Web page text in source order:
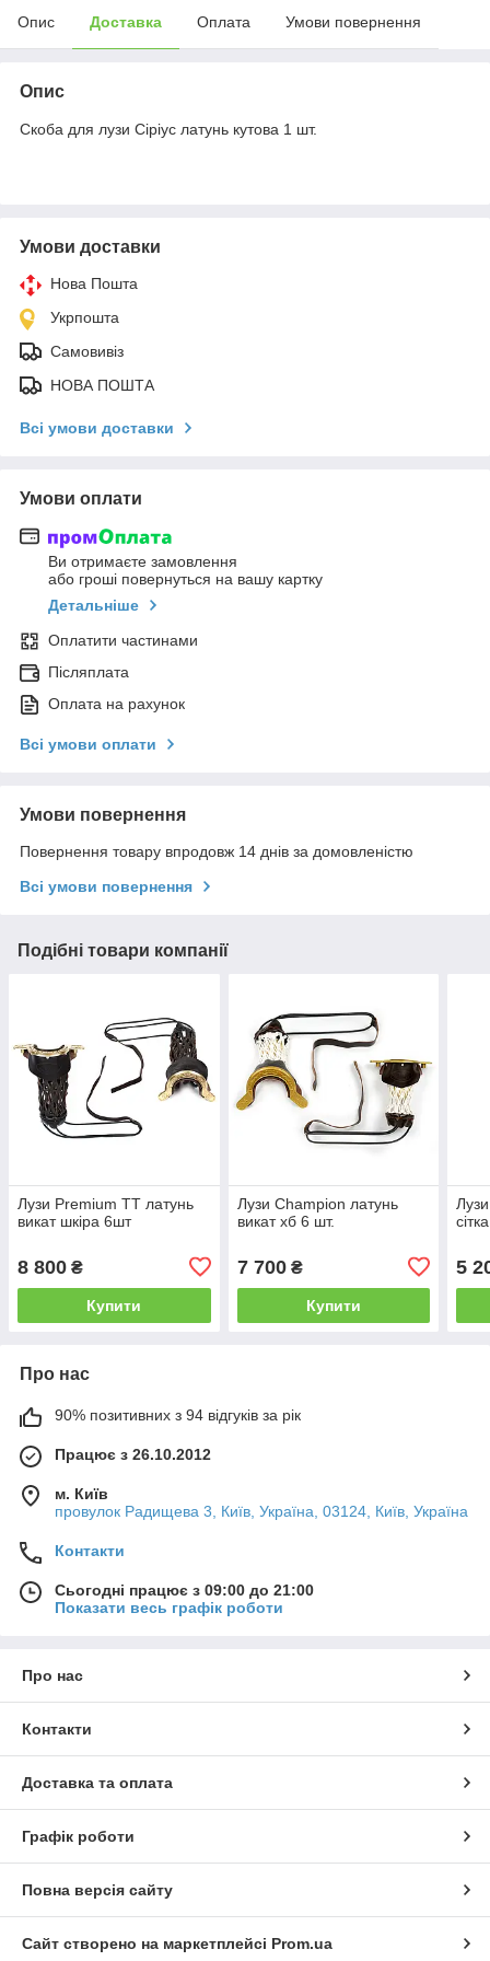
Опис Доставка Оплата Умови повернення
Опис
Скоба для лузи Сіріус латунь кутова 1 шт.
Умови доставки
Нова Пошта
Укрпошта
Самовивіз
НОВА ПОШТА
Всі умови доставки
Умови оплати
Ви отримаєте замовлення
або гроші повернуться на вашу картку
Детальніше
Оплатити частинами
Післяплата
Оплата на рахунок
Всі умови оплати
Умови повернення
Повернення товару впродовж 14 днів за домовленістю
Всі умови повернення
Подібні товари компанії
Лузи Premium TT латунь
викат шкіра 6шт
8 800 ₴
Купити
Лузи Champion латунь
викат хб 6 шт.
7 700₴
Купити
5
Про нас
90% позитивних з 94 відгуків за рік
Працює з 26.10.2012
м. Київ
провулок Радищева 3, Київ, Україна, 03124, Київ, Україна
Контакти
Сьогодні працює з 09:00 до 21:00
Показати весь графік роботи
Про нас
Контакти
Доставка та оплата
Графік роботи
Повна версія сайту
Сайт створено на маркетплейсі Prom.ua